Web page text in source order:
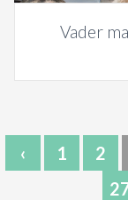
Vader
‹ 1 2